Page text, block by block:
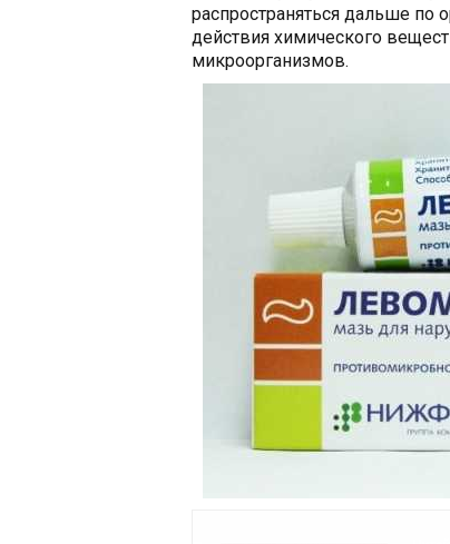
распространяться дальше по
действия химического
микроорганизмов.